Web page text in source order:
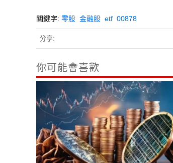
關鍵字: 零股 金融股 etf 00878
分享:
你可能會喜歡